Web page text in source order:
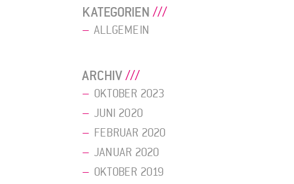
KATEGORIEN
ALLGEMEIN
ARCHIV
OKTOBER 2023
JUNI 2020
FEBRUAR 2020
JANUAR 2020
OKTOBER 2019